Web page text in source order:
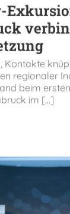
Kontakte
regionaler
beim
im [...]